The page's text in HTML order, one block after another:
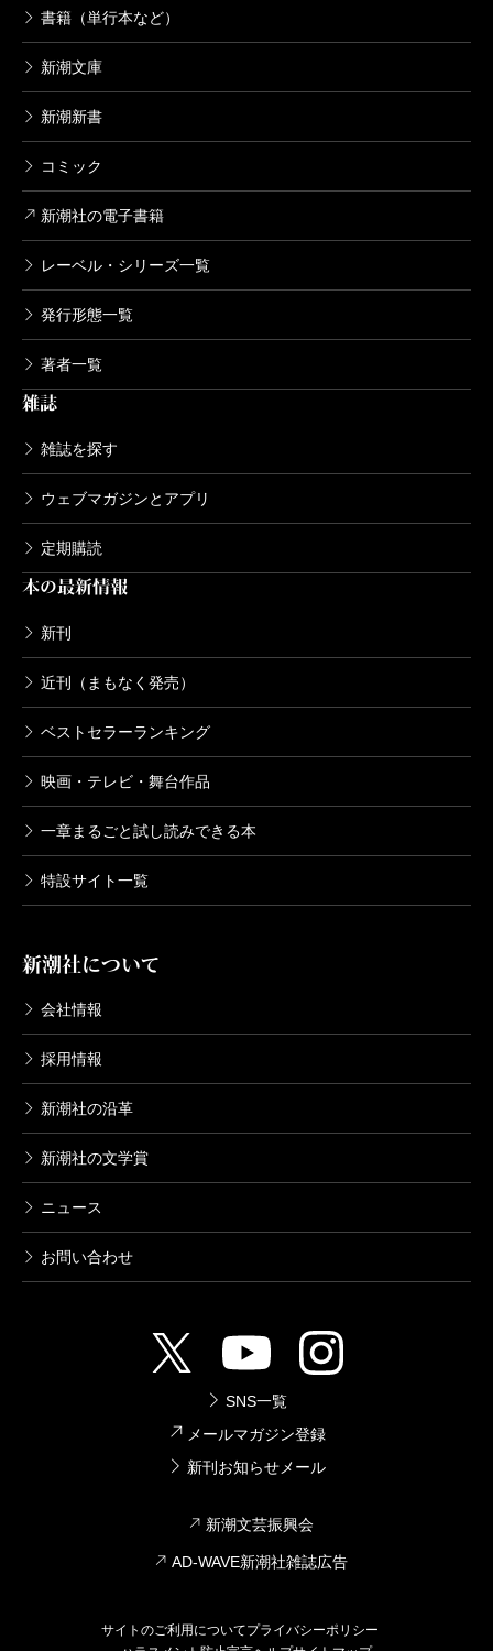
書籍（単行本など）
新潮文庫
新潮新書
コミック
新潮社の電子書籍
レーベル・シリーズ一覧
発行形態一覧
著者一覧
雑誌
雑誌を探す
ウェブマガジンとアプリ
定期購読
本の最新情報
新刊
近刊（まもなく発売）
ベストセラーランキング
映画・テレビ・舞台作品
一章まるごと試し読みできる本
特設サイト一覧
新潮社について
会社情報
採用情報
新潮社の沿革
新潮社の文学賞
ニュース
お問い合わせ
SNS一覧
メールマガジン登録
新刊お知らせメール
新潮文芸振興会
AD-WAVE新潮社雑誌広告
サイトのご利用についてプライバシーポリシー